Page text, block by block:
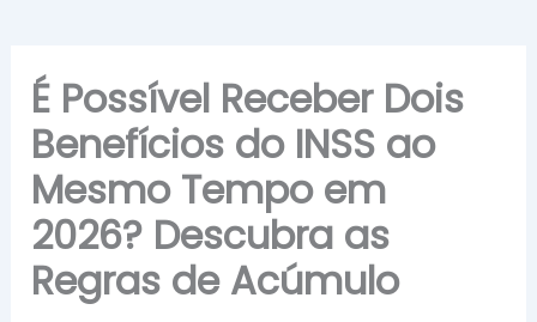
É Possível Receber Dois
Benefícios do INSS ao
Mesmo Tempo em
2026? Descubra as
Regras de Acúmulo